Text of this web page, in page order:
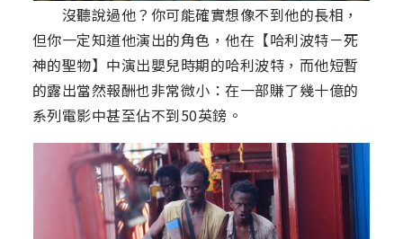
沒聽說過他？你可能確實想像不到他的長相，
但你一定知道他演出的角色，他在【哈利波特－死
神的聖物】中演出嬰兒時期的哈利波特，而他短暫
的露出當然報酬也非常微小：在一部賺了幾十億的
系列電影中甚至佔不到50英鎊。